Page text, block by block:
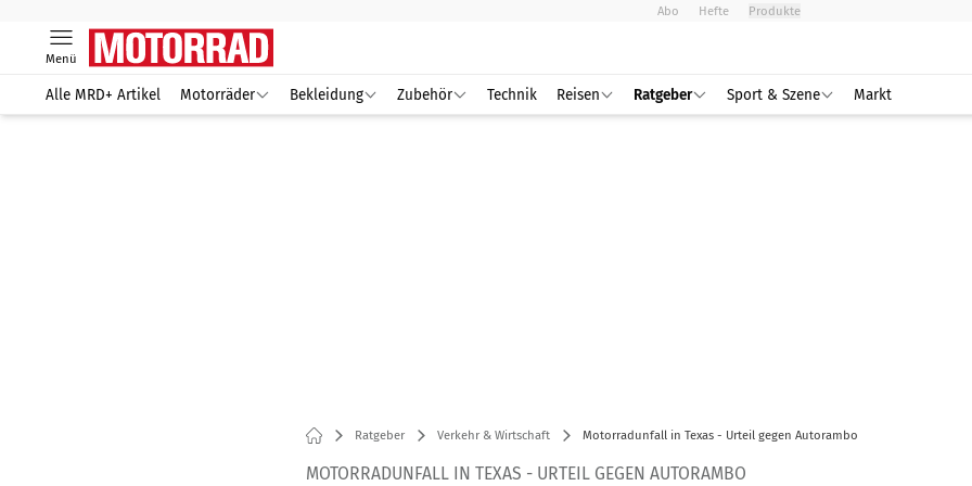
Abo Hefte Produkte
Menü
Alle MRD+ Artikel Motorräder Bekleidung Zubehör Technik Reisen Ratgeber Sport & Szene Markt
Ratgeber Verkehr & Wirtschaft Motorradunfall in Texas - Urteil gegen Autorambo
MOTORRADUNFALL IN TEXAS - URTEIL GEGEN AUTORAMBO